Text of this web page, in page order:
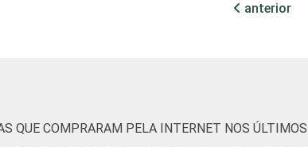
atividades de serviços 4,0 4,0
anterior
QUE COMPRARAM PELA INTERNET NOS